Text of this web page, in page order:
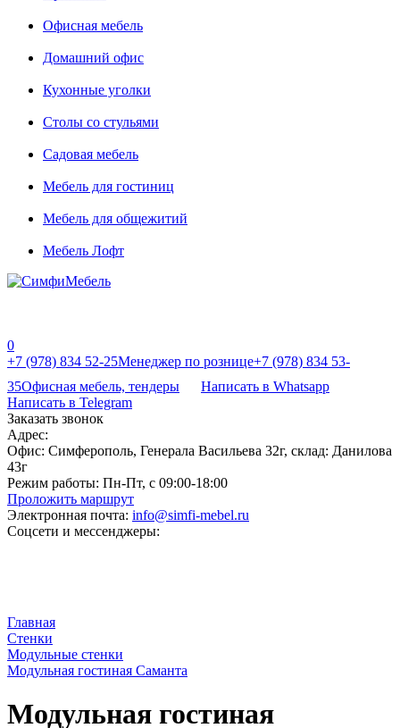
Офисная мебель
Домашний офис
Кухонные уголки
Столы со стульями
Садовая мебель
Мебель для гостиниц
Мебель для общежитий
Мебель Лофт
0
+7 (978) 834 52-25Менеджер по рознице+7 (978) 834 53-
35Офисная мебель, тендеры
Написать в Whatsapp
Написать в Telegram
Заказать звонок
Адрес:
Офис: Симферополь, Генерала Васильева 32г, склад: Данилова
43г
Режим работы: Пн-Пт, с 09:00-18:00
Проложить маршрут
Электронная почта: info@simfi-mebel.ru
Соцсети и мессенджеры:
Главная
Стенки
Модульные стенки
Модульная гостиная Саманта
Модульная гостиная